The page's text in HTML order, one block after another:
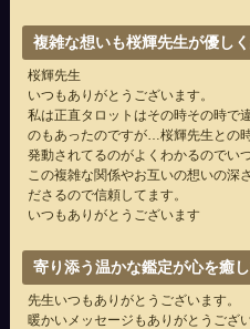
複雑な想いも桜輝先生が優し
桜輝先生
いつもありがとうございます。
私は正直タロットはその時その時で
のもあったのですが…桜輝先生との
発動されてるのがよくわかるのでい
この複雑な関係やお互いの想いの深
ださるので信頼してます。
いつもありがとうございます
寄り添う温かな鑑定が心を癒
先生いつもありがとうございます。
暖かいメッセージもありがとうござ